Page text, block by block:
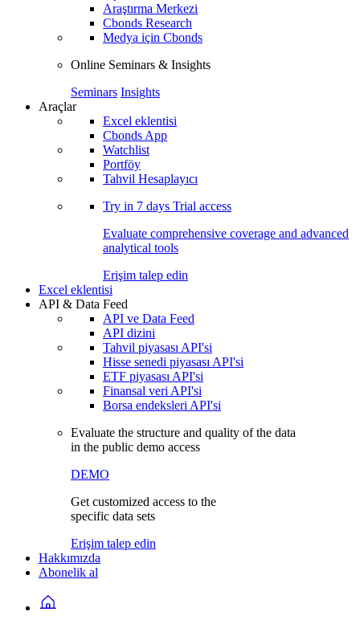
Araştırma Merkezi
Cbonds Research
Medya için Cbonds
Online Seminars & Insights
Seminars Insights
Araçlar
Excel eklentisi
Cbonds App
Watchlist
Portföy
Tahvil Hesaplayıcı
Try in 7 days Trial access
Evaluate comprehensive coverage and advanced
analytical tools
Erişim talep edin
Excel eklentisi
API & Data Feed
API ve Data Feed
API dizini
Tahvil piyasası API'si
Hisse senedi piyasası API'si
ETF piyasası API'si
Finansal veri API'si
Borsa endeksleri API'si
Evaluate the structure and quality of the data
in the public demo access
DEMO
Get customized access to the
specific data sets
Erişim talep edin
Hakkımızda
Abonelik al